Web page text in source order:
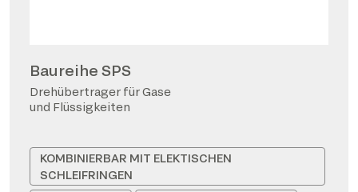
Baureihe SPS
Drehübertrager für Gase
und Flüssigkeiten
KOMBINIERBAR MIT ELEKTISCHEN
SCHLEIFRINGEN